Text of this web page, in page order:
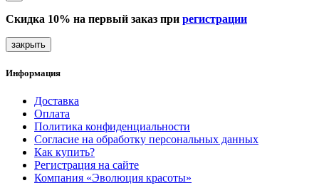
Скидка 10% на первый заказ при регистрации
закрыть
Информация
Доставка
Оплата
Политика конфиденциальности
Согласие на обработку персональных данных
Как купить?
Регистрация на сайте
Компания «Эволюция красоты»